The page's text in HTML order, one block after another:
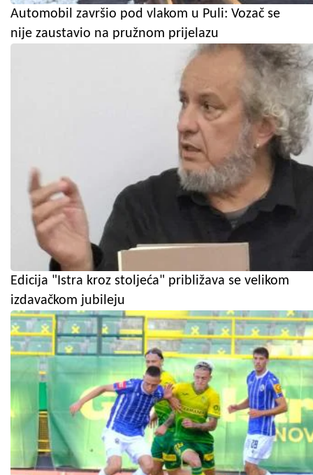
Automobil završio pod vlakom u Puli: Vozač se
nije zaustavio na pružnom prijelazu
Edicija "Istra kroz stoljeća" približava se velikom
izdavačkom jubileju